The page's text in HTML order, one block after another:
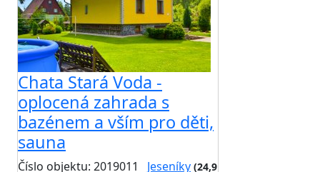
Chata Stará Voda -
oplocená zahrada s
bazénem a vším pro děti,
sauna
Číslo objektu: 2019011 Jeseníky (24,9